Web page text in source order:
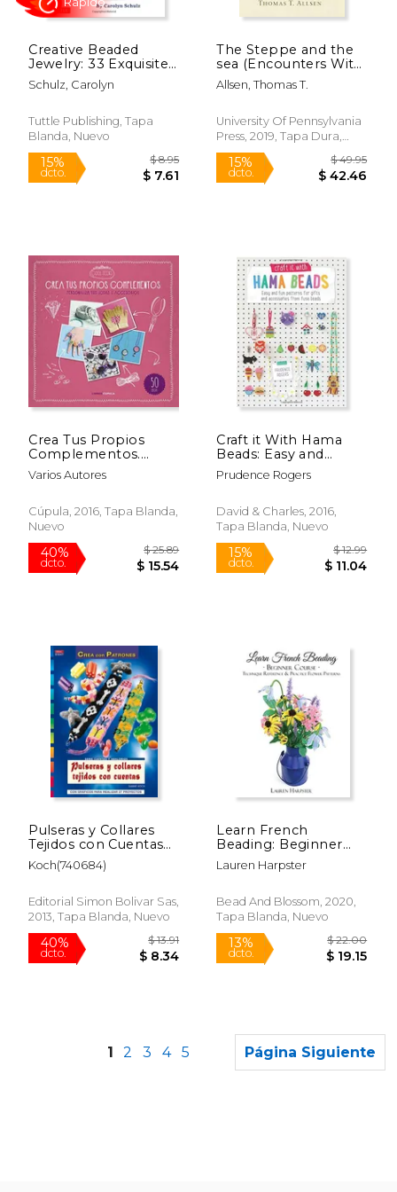
12%
dcto.
$ 6.99
$ 6.16
12%
dcto.
Creative Beaded
Jewelry: 33 Exquisite
Designs Inspired by
the Arts of China,
(en Inglés)
Schulz, Carolyn
Tuttle Publishing, Tapa
Blanda, Nuevo
Rápido
The Steppe and the
sea (Encounters With
Asia) (en Inglés)
Allsen, Thomas T.
University Of Pennsylvania
Press, 2019, Tapa Dura,
Nuevo
Crea Tus Propios
Complementos.
Personaliza Tus Joyas
Y Accesorios
Varios Autores
Cúpula, 2016, Tapa Blanda,
Nuevo
Craft it With Hama
Beads: Easy and
Patterns for Gifts and
Accessories From
Inglés)
Prudence Rogers
David & Charles, 2016,
Tapa Blanda, Nuevo
Pulseras y Collares
Tejidos con Cuentas
(Crea con Patrones)
Koch(740684)
Editorial Simon Bolivar Sas,
2013, Tapa Blanda, Nuevo
Learn French
Beading: Beginner
Course (1) (en Inglés)
Lauren Harpster
Bead And Blossom, 2020,
Tapa Blanda, Nuevo
1 2 3 4 5 Página Siguiente